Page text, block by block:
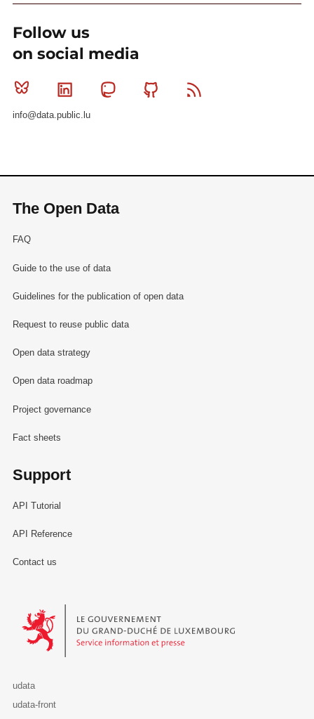
Follow us
on social media
Bluesky Linkedin MastodonGithub
info@data.public.lu
The Open Data
FAQ
Guide to the use of data
Guidelines for the publication of open data
Request to reuse public data
Open data strategy
Open data roadmap
Project governance
Fact sheets
Support
API Tutorial
API Reference
Contact us
Le Gouvernement du Grand-Duché de Luxembourg - Service
udata
udata-front